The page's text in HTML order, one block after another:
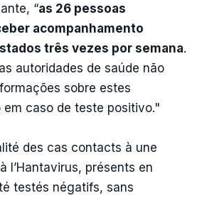
“as 26 pessoas
acompanhamento
três vezes por semana.
autoridades de saúde não
sobre estes
caso de teste positivo."
des cas contacts à une
l’Hantavirus, présents en
testés négatifs, sans